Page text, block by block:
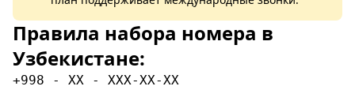
Правила набора номера в
Узбекистане:
+998 - XX - XXX-XX-XX